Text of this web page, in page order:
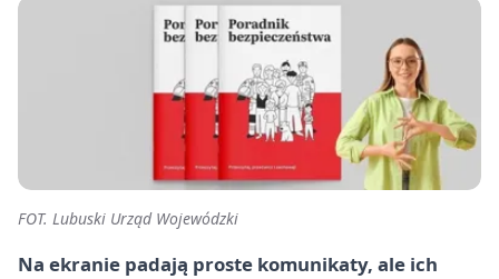
FOT. Lubuski Urząd Wojewódzki
Na ekranie padają proste komunikaty, ale ich